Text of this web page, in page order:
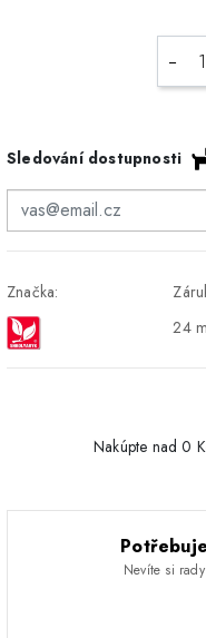
Pickup
−
Sledování dostupnosti
Značka:
24
Nakúpte nad 0
Nevíte si